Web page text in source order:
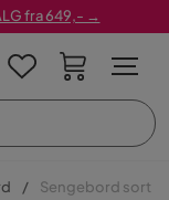
fra 649,- →
Sengebord sort